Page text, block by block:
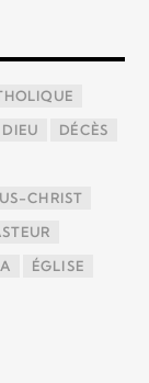
DIEU DÉCÈS
CHRIST
ÉGLISE